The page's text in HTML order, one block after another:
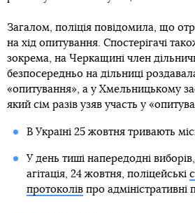
Загалом, поліція повідомила, що
на хід опитування. Спостерігачі
зокрема, на Черкащині член
безпосередньо на дільниці
«опитування», а у Хмельницькому
який сім разів узяв участь у
В Україні 25 жовтня тривають
У день тиші напередодні
агітація, 24 жовтня, поліцейські
протоколівпро адміністративні